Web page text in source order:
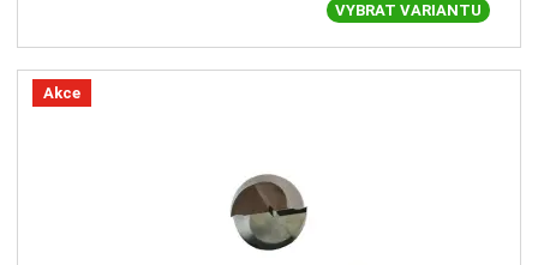
VYBRAT VARIANTU
Akce